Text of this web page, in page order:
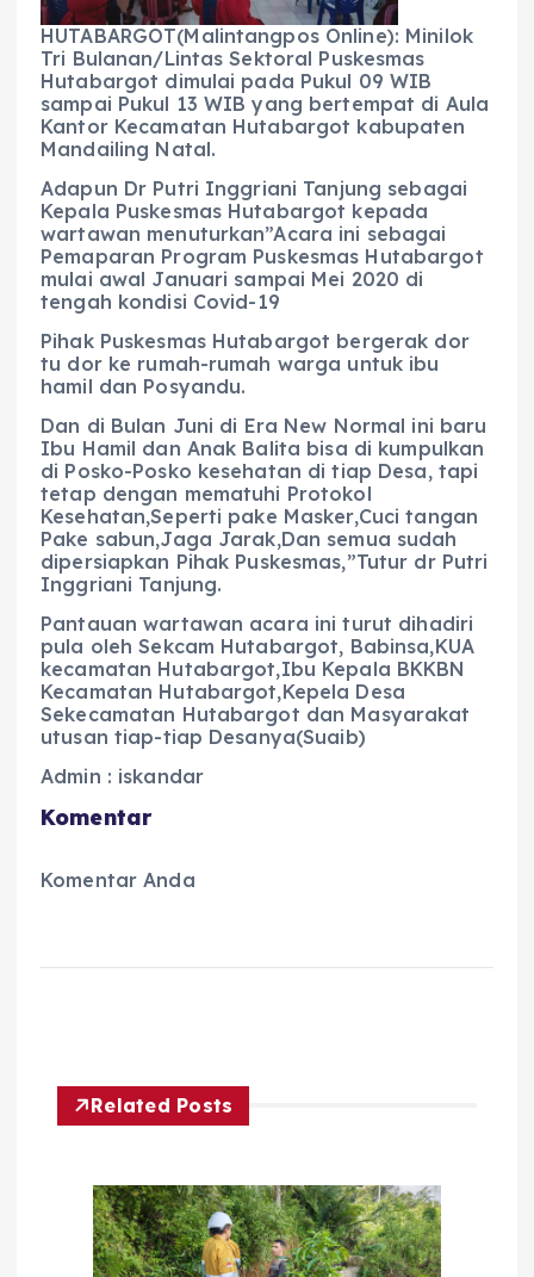
o
k
p m er
HUTABARGOT(Malintangpos Online): Minilok
Tri Bulanan/Lintas Sektoral Puskesmas
Hutabargot dimulai pada Pukul 09 WIB
sampai Pukul 13 WIB yang bertempat di Aula
Kantor Kecamatan Hutabargot kabupaten
Mandailing Natal.
Adapun Dr Putri Inggriani Tanjung sebagai
Kepala Puskesmas Hutabargot kepada
wartawan menuturkan”Acara ini sebagai
Pemaparan Program Puskesmas Hutabargot
mulai awal Januari sampai Mei 2020 di
tengah kondisi Covid-19
Pihak Puskesmas Hutabargot bergerak dor
tu dor ke rumah-rumah warga untuk ibu
hamil dan Posyandu.
Dan di Bulan Juni di Era New Normal ini baru
Ibu Hamil dan Anak Balita bisa di kumpulkan
di Posko-Posko kesehatan di tiap Desa, tapi
tetap dengan mematuhi Protokol
Kesehatan,Seperti pake Masker,Cuci tangan
Pake sabun,Jaga Jarak,Dan semua sudah
dipersiapkan Pihak Puskesmas,”Tutur dr Putri
Inggriani Tanjung.
Pantauan wartawan acara ini turut dihadiri
pula oleh Sekcam Hutabargot, Babinsa,KUA
kecamatan Hutabargot,Ibu Kepala BKKBN
Kecamatan Hutabargot,Kepela Desa
Sekecamatan Hutabargot dan Masyarakat
utusan tiap-tiap Desanya(Suaib)
Admin : iskandar
Komentar
Komentar Anda
Related Posts